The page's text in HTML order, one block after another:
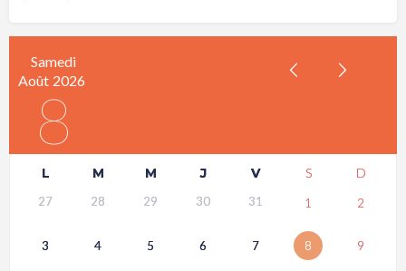
Samedi
Août 2026
8
L M M J V S D
27 28 29 30 31 1 2
3 4 5 6 7 8 9